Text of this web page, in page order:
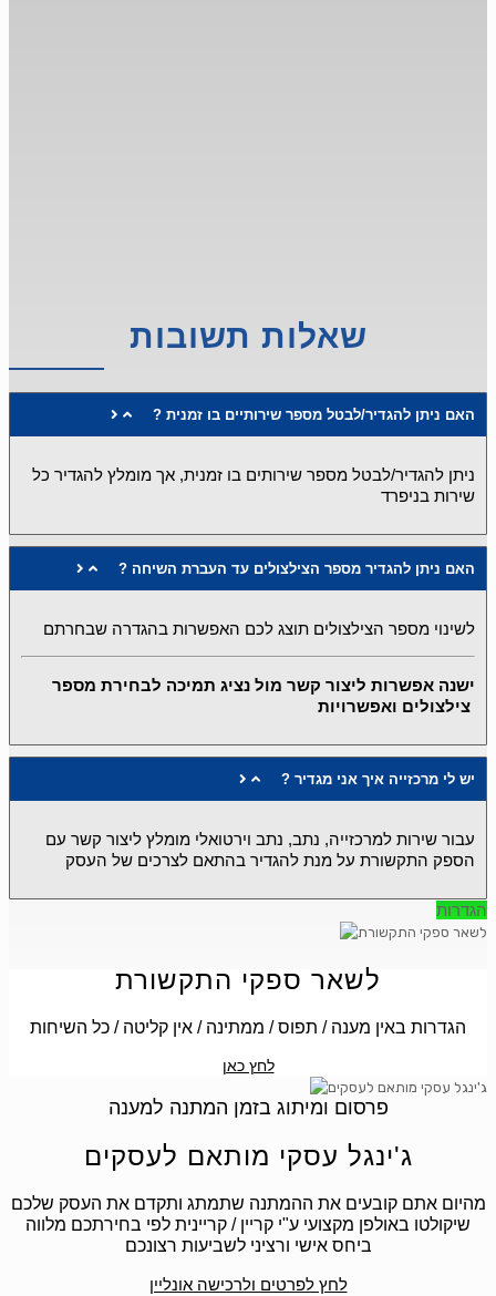
שאלות תשובות
? האם ניתן להגדיר/לבטל מספר שירותיים בו זמנית
ניתן להגדיר/לבטל מספר שירותים בו זמנית, אך מומלץ להגדיר כל
שירות בניפרד
? האם ניתן להגדיר מספר הצילצולים עד העברת השיחה
לשינוי מספר הצילצולים תוצג לכם האפשרות בהגדרה שבחרתם
ישנה אפשרות ליצור קשר מול נציג תמיכה לבחירת מספר
? יש לי מרכזייה איך אני מגדיר
עבור שירות למרכזייה, נתב, נתב וירטואלי מומלץ ליצור קשר עם
הספק התקשורת על מנת להגדיר בהתאם לצרכים של העסק
הגדרות
לשאר ספקי התקשורת
הגדרות באין מענה / תפוס / ממתינה / אין קליטה / כל השיחות
לחץ כאן
פרסום ומיתוג בזמן המתנה למענה
ג'ינגל עסקי מותאם לעסקים
מהיום אתם קובעים את ההמתנה שתמתג ותקדם את העסק שלכם
שיקולטו באולפן מקצועי ע"י קריין / קריינית לפי בחירתכם מלווה
ביחס אישי ורציני לשביעות רצונכם
לחץ לפרטים ולרכישה אונליין